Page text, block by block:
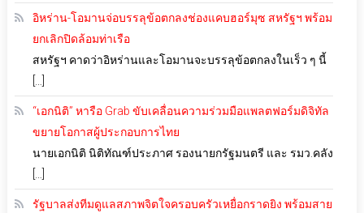
อิหร่าน-โอมานจ่อบรรลุข้อตกลงช่องแคบฮอร์มุซ สหรัฐฯ พร้อม
ยกเลิกปิดล้อมท่าเรือ
สหรัฐฯ คาดว่าอิหร่านและโอมานจะบรรลุข้อตกลงในเร็ว ๆ นี้
“เอกนิติ” หารือ Grab ขับเคลื่อนความร่วมมือแพลตฟอร์มดิจิทัล
ขยายโอกาสผู้ประกอบการไทย
นายเอกนิติ นิติทัณฑ์ประภาศ รองนายกรัฐมนตรี และ รมว.คลัง
รัฐบาลส่งทีมดูแลสภาพจิตใจครอบครัวเหยื่อกราดยิง พร้อมสาย